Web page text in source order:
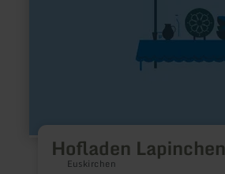
Hofladen Lapinchen
Euskirchen